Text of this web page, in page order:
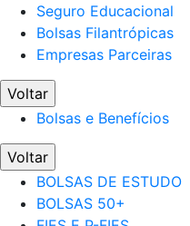
Seguro Educacional
Bolsas Filantrópicas
Empresas Parceiras
Voltar
Bolsas e Benefícios
Voltar
BOLSAS DE ESTUDO
BOLSAS 50+